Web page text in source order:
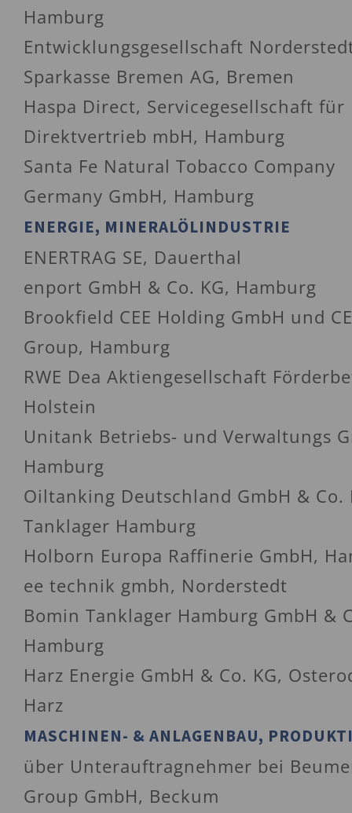
Hamburg
Entwicklungsgesellschaft
Sparkasse Bremen AG, Bremen
Haspa Direct, Servicegesellschaft für
Direktvertrieb mbH, Hamburg
Santa Fe Natural Tobacco Company
Germany GmbH, Hamburg
ENERGIE, MINERALÖLINDUSTRIE
ENERTRAG SE, Dauerthal
enport GmbH & Co. KG, Hamburg
Brookfield CEE Holding GmbH und
Group, Hamburg
RWE Dea Aktiengesellschaft
Holstein
Unitank Betriebs- und Verwaltungs
Hamburg
Oiltanking Deutschland GmbH & Co.
Tanklager Hamburg
Holborn Europa Raffinerie GmbH,
ee technik gmbh, Norderstedt
Bomin Tanklager Hamburg GmbH &
Hamburg
Harz Energie GmbH & Co. KG,
Harz
MASCHINEN- & ANLAGENBAU,
über Unterauftragnehmer bei
Group GmbH, Beckum